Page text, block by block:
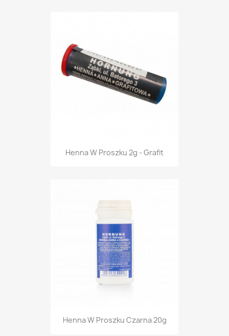
Henna W Proszku 2g - Grafit
Henna W Proszku Czarna 20g